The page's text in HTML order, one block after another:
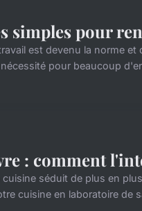
simples pour
est devenu la norme
pour beaucoup
: comment
cuisine séduit de plus en
cuisine en laboratoire de